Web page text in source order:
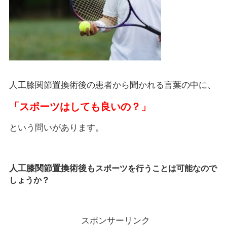
人工膝関節置換術後の患者から聞かれる言葉の中に、
「スポーツはしても良いの？」
という問いがあります。
人工膝関節置換術後も スポーツを行うことは可能なので
しょうか？
スポンサーリンク